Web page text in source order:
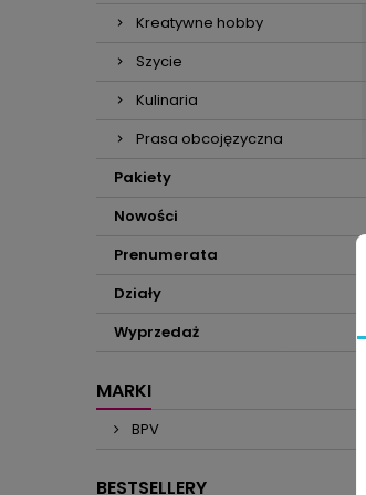
Kreatywne hobby
Szycie
Kulinaria
Prasa obcojęzyczna
Pakiety
Nowości
Prenumerata
Działy
Wyprzedaż
MARKI
BPV
BESTSELLERY